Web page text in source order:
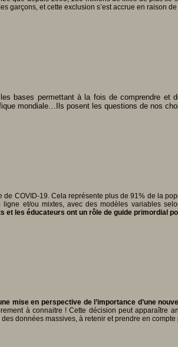
garçons, et cette exclusion s’est accrue en raison
bases permettant à la fois de comprendre et
mondiale…Ils posent les questions de nos
COVID-19. Cela représente plus de 91% de la
et/ou mixtes, avec des modèles variables
et les éducateurs ont un rôle de guide primordial
mise en perspective de l’importance d’une
à connaitre ! Cette décision peut apparaître
données massives, à retenir et prendre en